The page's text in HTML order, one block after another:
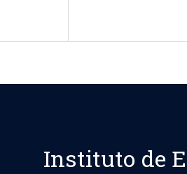
Instituto de